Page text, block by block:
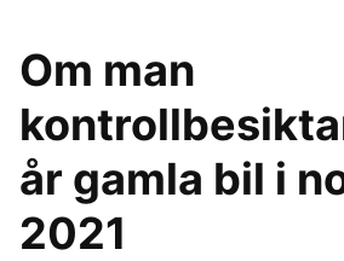
Om man
år gamla bil i
2021